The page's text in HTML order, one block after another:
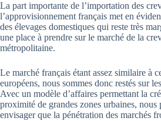
La part importante de l’importation des
l’approvisionnement français met en
des élevages domestiques qui reste très
une place à prendre sur le marché de la
métropolitaine.
Le marché français étant assez similaire à
européens, nous sommes donc restés sur
Avec un modèle d’affaires permettant la
proximité de grandes zones urbaines, nous
envisager que la pénétration des marchés